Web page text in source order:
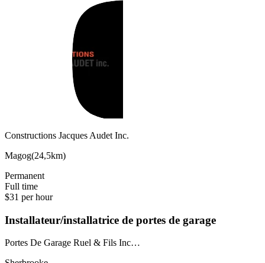
Constructions Jacques Audet Inc.
Magog(24,5km)
Permanent
Full time
$31 per hour
Installateur/installatrice de portes de garage
Portes De Garage Ruel & Fils Inc…